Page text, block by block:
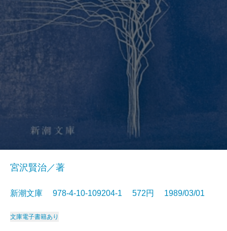
宮沢賢治／著
新潮文庫 978-4-10-109204-1 572円 1989/03/01
文庫電子書籍あり